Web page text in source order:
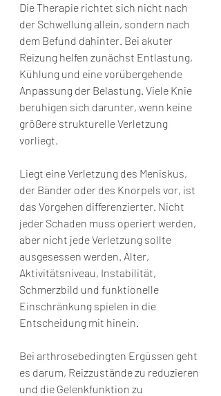
Die Therapie richtet sich nicht nach
der Schwellung allein, sondern nach
dem Befund dahinter. Bei akuter
Reizung helfen zunächst Entlastung,
Kühlung und eine vorübergehende
Anpassung der Belastung. Viele Knie
beruhigen sich darunter, wenn keine
größere strukturelle Verletzung
vorliegt.
Liegt eine Verletzung des Meniskus,
der Bänder oder des Knorpels vor, ist
das Vorgehen differenzierter. Nicht
jeder Schaden muss operiert werden,
aber nicht jede Verletzung sollte
ausgesessen werden. Alter,
Aktivitätsniveau, Instabilität,
Schmerzbild und funktionelle
Einschränkung spielen in die
Entscheidung mit hinein.
Bei arthrosebedingten Ergüssen geht
es darum, Reizzustände zu reduzieren
und die Gelenkfunktion zu